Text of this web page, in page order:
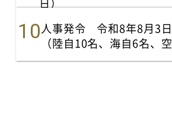
日）
人事発令 令和8年8月3
（陸自10名、海自6名、空